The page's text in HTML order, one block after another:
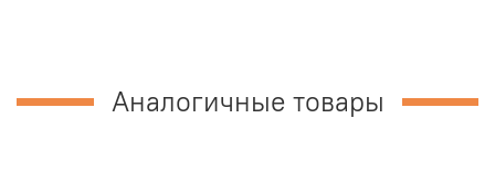
Аналогичные товары